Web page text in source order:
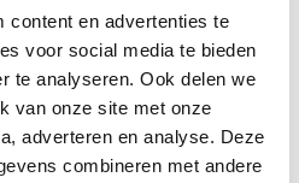
content en advertenties te
voor social media te bieden
te analyseren. Ook delen we
van onze site met onze
adverteren en analyse. Deze
combineren met andere
rapport. Heeft u vragen?
en kunnen indien gewenst
een deskundige inspecteur